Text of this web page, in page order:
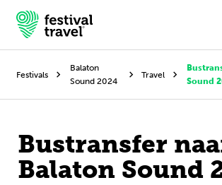
Festivals
Travel
Inspiratie
Festivals
Balaton
Sound 2024
Travel
Sound
Bustransfer
Balaton Sound